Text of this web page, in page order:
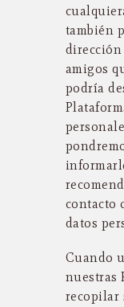
también
dirección
amigos
podría
contacto
datos
Cuando
nuestras
recopilar